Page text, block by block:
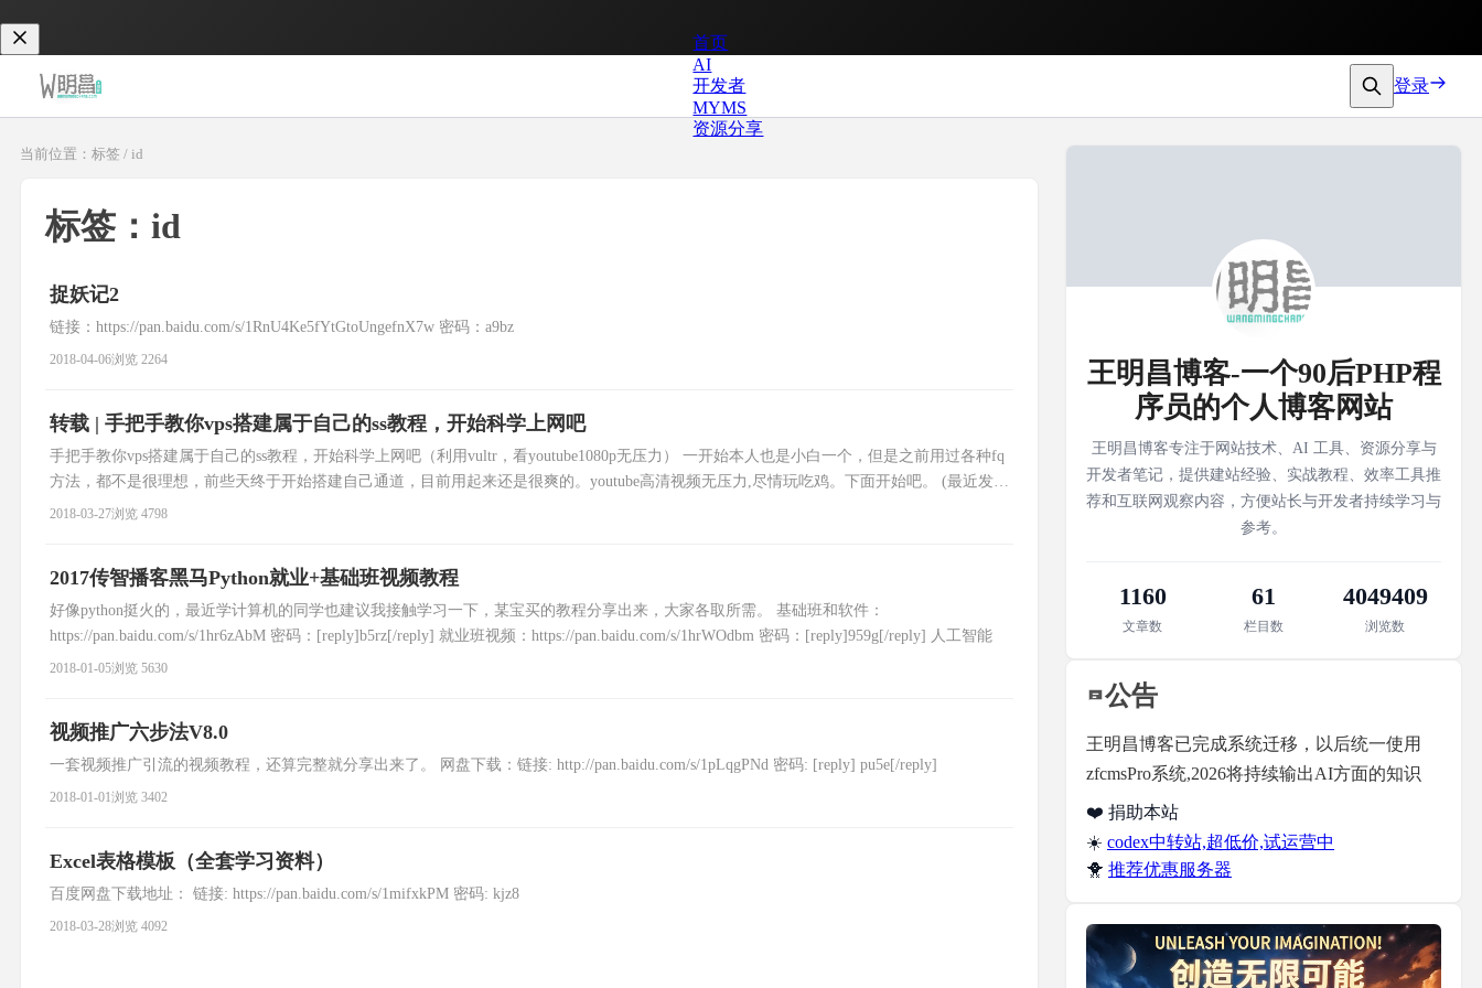
首页
AI
开发者
MYMS
资源分享
登录
当前位置：标签 / id
标签：id
捉妖记2
链接：https://pan.baidu.com/s/1RnU4Ke5fYtGtoUngefnX7w 密码：a9bz
2018-04-06浏览 2264
转载 | 手把手教你vps搭建属于自己的ss教程，开始科学上网吧
手把手教你vps搭建属于自己的ss教程，开始科学上网吧（利用vultr，看youtube1080p无压力） ​​一开始本人也是小白一个，但是之前用过各种fq
方法，都不是很理想，前些天终于开始搭建自己通道，目前用起来还是很爽的。youtube高清视频无压力,尽情玩吃鸡。下面开始吧。 (最近发现
有时新申请的虚拟机ping不通，ssh putty无法连接 现象，可
2018-03-27浏览 4798
2017传智播客黑马Python就业+基础班视频教程
好像python挺火的，最近学计算机的同学也建议我接触学习一下，某宝买的教程分享出来，大家各取所需。 基础班和软件：
https://pan.baidu.com/s/1hr6zAbM 密码：[reply]b5rz[/reply] 就业班视频：https://pan.baidu.com/s/1hrWOdbm 密码：[reply]959g[/reply] 人工智能
2018-01-05浏览 5630
视频推广六步法V8.0
一套视频推广引流的视频教程，还算完整就分享出来了。 网盘下载：链接: http://pan.baidu.com/s/1pLqgPNd 密码: [reply] pu5e[/reply]
2018-01-01浏览 3402
Excel表格模板（全套学习资料）
百度网盘下载地址： 链接: https://pan.baidu.com/s/1mifxkPM 密码: kjz8
2018-03-28浏览 4092
王明昌博客-一个90后PHP程
序员的个人博客网站
王明昌博客专注于网站技术、AI 工具、资源分享与
开发者笔记，提供建站经验、实战教程、效率工具推
荐和互联网观察内容，方便站长与开发者持续学习与
参考。
1160
文章数
61
栏目数
4049409
浏览数
公告
王明昌博客已完成系统迁移，以后统一使用
zfcmsPro系统,2026将持续输出AI方面的知识
❤️ 捐助本站
☀️ codex中转站,超低价,试运营中
🐥 推荐优惠服务器